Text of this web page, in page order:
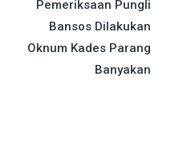
Pemeriksaan Pungli
Bansos Dilakukan
Oknum Kades Parang
Banyakan